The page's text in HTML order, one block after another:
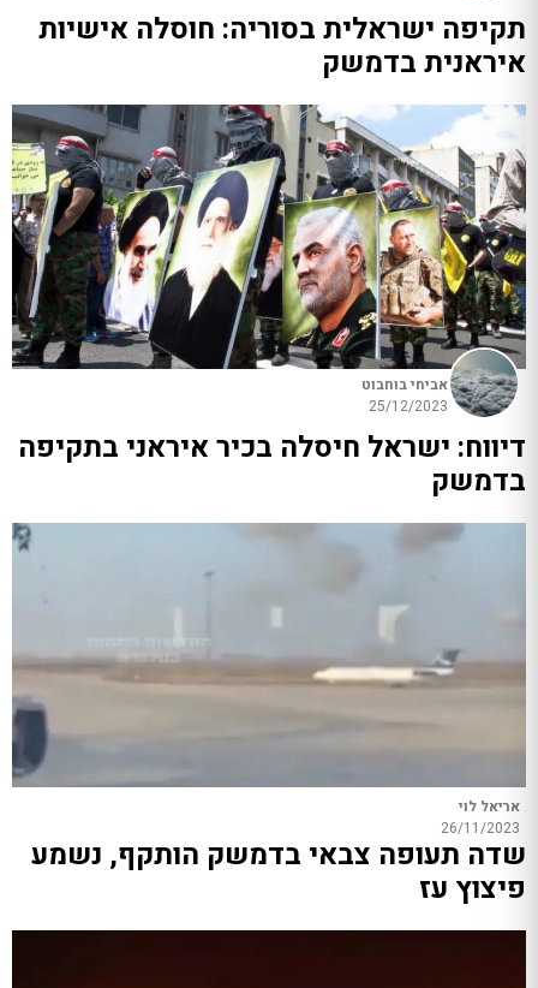
תקיפה ישראלית בסוריה: חוסלה אישיות
איראנית בדמשק
אביחי בוחבוט
25/12/2023
דיווח: ישראל חיסלה בכיר איראני בתקיפה
בדמשק
אריאל לוי
26/11/2023
שדה תעופה צבאי בדמשק הותקף, נשמע
פיצוץ עז